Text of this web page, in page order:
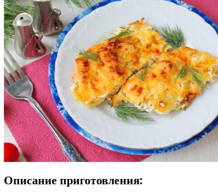
Описание приготовления: